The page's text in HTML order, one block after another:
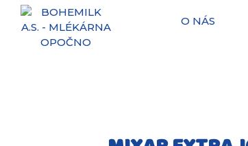
O NÁS